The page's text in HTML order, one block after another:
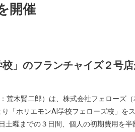
開催
」のフランチャイズ２号
荒木賢二郎）は、株式会社フェローズ
「ホリエモンAI学校フェローズ校」を
曜までの３日間、個人の初期費用を半